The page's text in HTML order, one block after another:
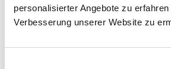
personalisierter Angebote zu
Verbesserung unserer Website zu
DIY
Gehege
Spielzeug